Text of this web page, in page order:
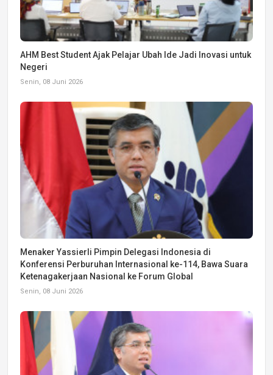
AHM Best Student Ajak Pelajar Ubah Ide Jadi Inovasi untuk
Negeri
Senin, 08 Juni 2026
Menaker Yassierli Pimpin Delegasi Indonesia di
Konferensi Perburuhan Internasional ke-114, Bawa Suara
Ketenagakerjaan Nasional ke Forum Global
Senin, 08 Juni 2026